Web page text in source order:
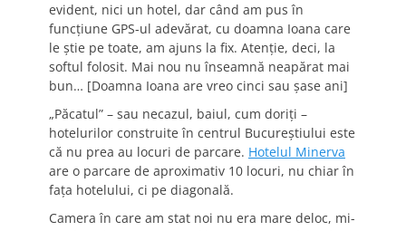
evident, nici un hotel, dar când am pus în
funcţiune GPS-ul adevărat, cu doamna Ioana care
le ştie pe toate, am ajuns la fix. Atenţie, deci, la
softul folosit. Mai nou nu înseamnă neapărat mai
bun… [Doamna Ioana are vreo cinci sau şase ani]
„Păcatul” – sau necazul, baiul, cum doriţi –
hotelurilor construite în centrul Bucureştiului este
că nu prea au locuri de parcare. Hotelul Minerva
are o parcare de aproximativ 10 locuri, nu chiar în
faţa hotelului, ci pe diagonală.
Camera în care am stat noi nu era mare deloc, mi-